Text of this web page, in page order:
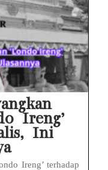
Ireng’
Ini
Ireng’ terhadap